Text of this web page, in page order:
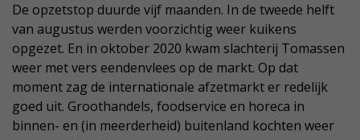
De opzetstop duurde vijf maanden. In de tweede helft
van augustus werden voorzichtig weer kuikens
opgezet. En in oktober 2020 kwam slachterij Tomassen
weer met vers eendenvlees op de markt. Op dat
moment zag de internationale afzetmarkt er redelijk
goed uit. Groothandels, foodservice en horeca in
binnen- en (in meerderheid) buitenland kochten weer